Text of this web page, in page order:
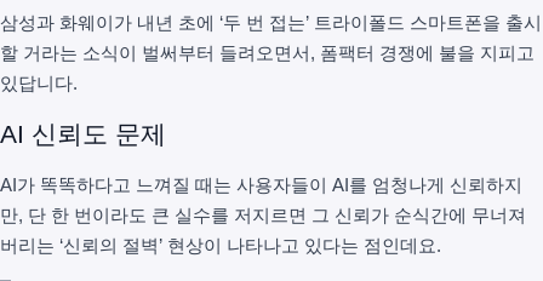
삼성과 화웨이가 내년 초에 ‘두 번 접는’ 트라이폴드 스마트폰을 출시
할 거라는 소식이 벌써부터 들려오면서, 폼팩터 경쟁에 불을 지피고
있답니다.
AI 신뢰도 문제
AI가 똑똑하다고 느껴질 때는 사용자들이 AI를 엄청나게 신뢰하지
만, 단 한 번이라도 큰 실수를 저지르면 그 신뢰가 순식간에 무너져
버리는 ‘신뢰의 절벽’ 현상이 나타나고 있다는 점인데요.